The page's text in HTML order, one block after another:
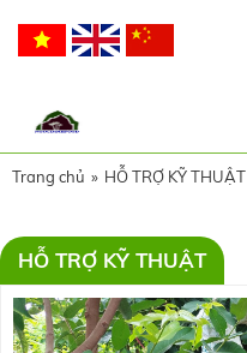
Trang chủ » HỖ TRỢ KỸ THUẬT
HỖ TRỢ KỸ THUẬT